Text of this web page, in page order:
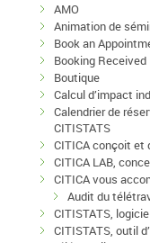
AMO
Animation de
Book an
Booking Received
Boutique
Calcul d’impact
Calendrier de
CITISTATS
CITICA conçoit et
CITICA LAB,
CITICA vous
Audit du
CITISTATS,
CITISTATS, outil